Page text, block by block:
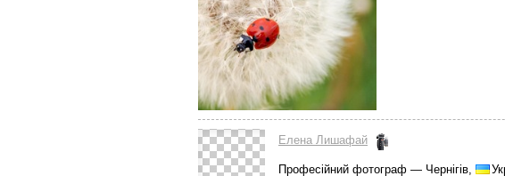
Елена Лишафай
Професійний фотограф — Чернігів,